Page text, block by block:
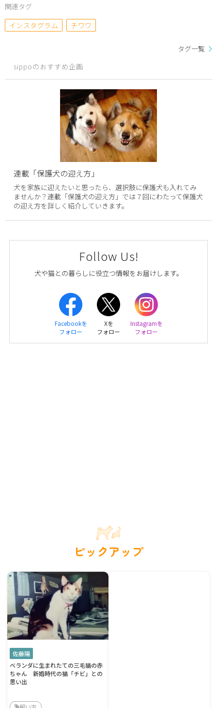
関連タグ
インスタグラム
チワワ
タグ一覧
sippoのおすすめ企画
連載「保護犬の迎え方」
犬を家族に迎えたいと思ったら、選択肢に保護犬も入れてみ
ませんか？連載「保護犬の迎え方」では７回にわたって保護犬
の迎え方を詳しく紹介していきます。
Follow Us!
犬や猫との暮らしに役立つ情報をお届けします。
Facebookを
フォロー
Xを
フォロー
Instagramを
フォロー
ピックアップ
佐藤陽
ベランダに生まれたての三毛猫の赤
ちゃん 新婚時代の猫「チビ」との
思い出